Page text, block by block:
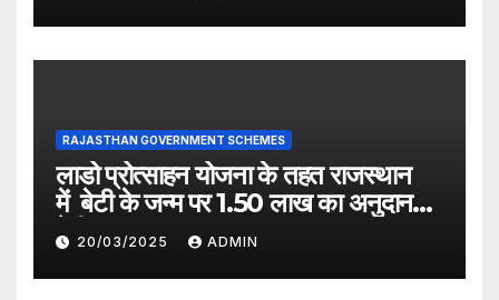
RAJASTHAN GOVERNMENT SCHEMES
लाडो प्रोत्साहन योजना के तहत राजस्थान
में बेटी के जन्म पर 1.50 लाख का अनुदान
देगी सरकार
20/03/2025 ADMIN